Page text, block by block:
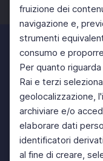
fruizione dei
navigazione e,
strumenti
consumo e
Per quanto
Rai e terzi
geolocalizzazione,
archiviare e/o
elaborare dati
identificatori
al fine di creare,
Facebook